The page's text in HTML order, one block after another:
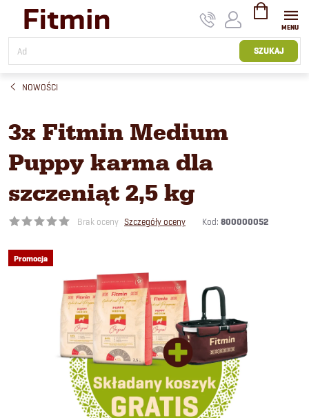
treści
SZUKAJ
KOSZYK
NOWOŚCI
3x Fitmin Medium
Puppy karma dla
szczeniąt 2,5 kg
Brak oceny Szczegóły oceny Kod: 800000052
Promocja